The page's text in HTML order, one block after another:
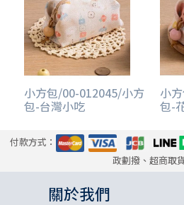
小方包/00-012045/小方
包-台灣小吃
小
包-
付款方式：
政劃撥、超商取
關於我們